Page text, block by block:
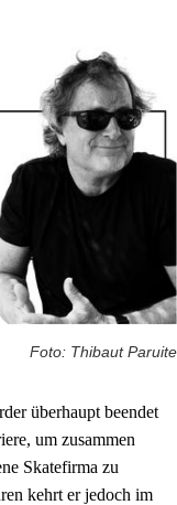
Foto: Thibaut Paruite
überhaupt beendet
um zusammen
Skatefirma zu
kehrt er jedoch im